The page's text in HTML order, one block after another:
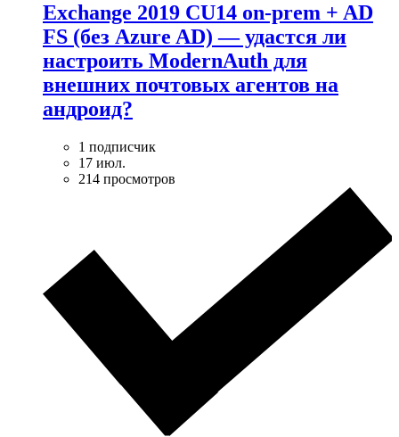
Exchange 2019 CU14 on-prem + AD
FS (без Azure AD) — удаcтся ли
настроить ModernAuth для
внешних почтовых агентов на
андроид?
1 подписчик
17 июл.
214 просмотров